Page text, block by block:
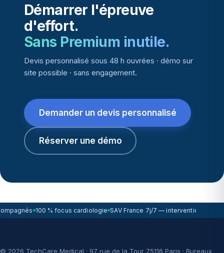
Démarrer l'épreuve
d'effort.
Sans Premium inutile.
Devis personnalisé sous 48 h ouvrées · démo sur
site possible · sans engagement.
Demander un devis personnalisé
Réserver une démo
100 % focus cardiologie SAV France 7j/7 — intervention sous
© 2026 TechCare Medical · 97 rue de la Tour 75116 Paris · Bureaux